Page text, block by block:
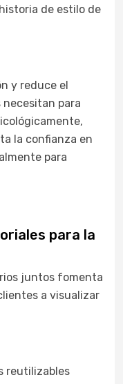
de estilo de
y reduce el
para
la confianza en
para
para la
juntos fomenta
a visualizar
reutilizables